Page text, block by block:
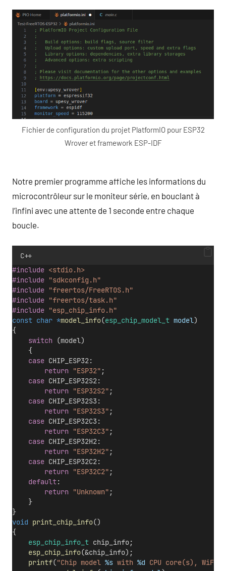
Fichier de configuration du projet PlatformIO pour ESP32
Wrover et framework ESP-IDF
Notre premier programme affiche les informations du
microcontrôleur sur le moniteur série, en bouclant à
l’infini avec une attente de 1 seconde entre chaque
boucle.
C++
#include <stdio.h>
#include "sdkconfig.h"
#include "freertos/FreeRTOS.h"
#include "freertos/task.h"
#include "esp_chip_info.h"
const char *model_info(esp_chip_model_t model)
{
switch (model)
    {
case CHIP_ESP32:
return
"ESP32" ;
case CHIP_ESP32S2:
return
"ESP32S2" ;
case CHIP_ESP32S3:
return
"ESP32S3" ;
case CHIP_ESP32C3:
return
"ESP32C3" ;
case CHIP_ESP32H2:
return
"ESP32H2" ;
case CHIP_ESP32C2:
return
"ESP32C2" ;
default:
return
"Unknown" ;
    }
}
void print_chip_info()
{
esp_chip_info_t chip_info;
esp_chip_info(&chip_info);
printf("Chip model %s with %d CPU core(s), WiFi